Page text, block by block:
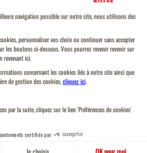
personnelles
activité physique régulière.
un